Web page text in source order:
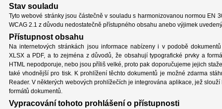
Stav souladu
Tyto webové stránky jsou částečně v souladu s harmonizovanou normou EN
WCAG 2.1 z důvodu nedostatečně přístupného obsahu anebo výjimek
Přístupnost obsahu
Na internetových stránkách jsou informace nabízeny i v podobě
XLSX a PDF, a to zejména z důvodů, že obsahují typografické prvky a
HTML nepodporuje, nebo jsou příliš velké, proto pak doporučujeme jejich
také vhodnější pro tisk. K prohlížení těchto dokumentů je možné zdarma
Reader. V některých webových prohlížečích je integrována aplikace, jež
formátů dokumentů.
Vypracování tohoto prohlášení o přístupnosti